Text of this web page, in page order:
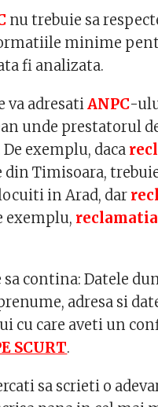
nu trebuie sa
minime
fi analizata.
va adresatiANPC-
unde prestatorul
exemplu, daca
Timisoara,
in Arad, dar
exemplu, reclamatia
contina: Datele
adresa si
cu care aveti un
SCURT.
sa scrieti o